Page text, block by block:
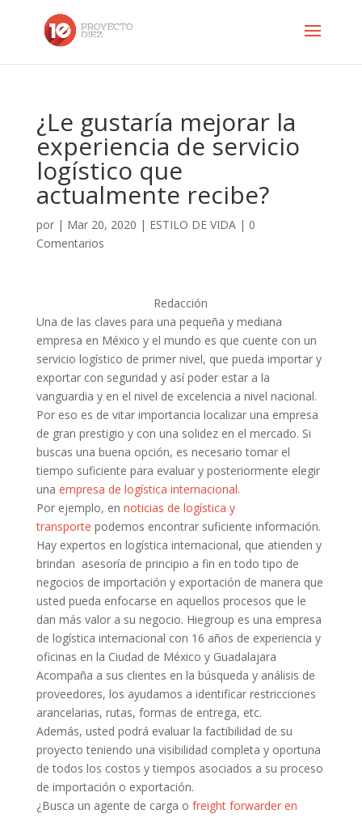
¿Le gustaría mejorar la
experiencia de servicio
logístico que
actualmente recibe?
por | Mar 20, 2020 | ESTILO DE VIDA| 0
Comentarios
Redacción
Una de las claves para una pequeña y mediana
empresa en México y el mundo es que cuente con un
servicio logístico de primer nivel, que pueda importar y
exportar con seguridad y así poder estar a la
vanguardia y en el nivel de excelencia a nivel nacional.
Por eso es de vitar importancia localizar una empresa
de gran prestigio y con una solidez en el mercado. Si
buscas una buena opción, es necesario tomar el
tiempo suficiente para evaluar y posteriormente elegir
una empresa de logística internacional.
Por ejemplo, en noticias de logística y
transporte podemos encontrar suficiente información.
Hay expertos en logística internacional, que atienden y
brindan asesoría de principio a fin en todo tipo de
negocios de importación y exportación de manera que
usted pueda enfocarse en aquellos procesos que le
dan más valor a su negocio. Hiegroup es una empresa
de logística internacional con 16 años de experiencia y
oficinas en la Ciudad de México y Guadalajara
Acompaña a sus clientes en la búsqueda y análisis de
proveedores, los ayudamos a identificar restricciones
arancelarias, rutas, formas de entrega, etc.
Además, usted podrá evaluar la factibilidad de su
proyecto teniendo una visibilidad completa y oportuna
de todos los costos y tiempos asociados a su proceso
de importación o exportación.
¿Busca un agente de carga o freight forwarder en